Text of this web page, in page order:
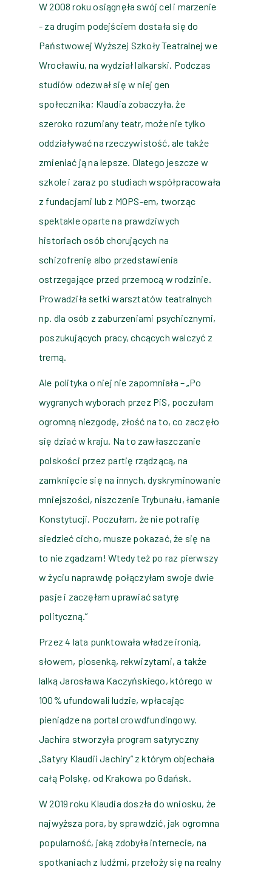
W 2008 roku osiągnęła swój cel i marzenie
- za drugim podejściem dostała się do
Państwowej Wyższej Szkoły Teatralnej we
Wrocławiu, na wydział lalkarski. Podczas
studiów odezwał się w niej gen
społecznika; Klaudia zobaczyła, że
szeroko rozumiany teatr, może nie tylko
oddziaływać na rzeczywistość, ale także
zmieniać ją na lepsze. Dlatego jeszcze w
szkole i zaraz po studiach współpracowała
z fundacjami lub z MOPS-em, tworząc
spektakle oparte na prawdziwych
historiach osób chorujących na
schizofrenię albo przedstawienia
ostrzegające przed przemocą w rodzinie.
Prowadziła setki warsztatów teatralnych
np. dla osób z zaburzeniami psychicznymi,
poszukujących pracy, chcących walczyć z
tremą.
Ale polityka o niej nie zapomniała – „Po
wygranych wyborach przez PiS, poczułam
ogromną niezgodę, złość na to, co zaczęło
się dziać w kraju. Na to zawłaszczanie
polskości przez partię rządzącą, na
zamknięcie się na innych, dyskryminowanie
mniejszości, niszczenie Trybunału, łamanie
Konstytucji. Poczułam, że nie potrafię
siedzieć cicho, musze pokazać, że się na
to nie zgadzam! Wtedy też po raz pierwszy
w życiu naprawdę połączyłam swoje dwie
pasje i zaczęłam uprawiać satyrę
polityczną.”
Przez 4 lata punktowała władze ironią,
słowem, piosenką, rekwizytami, a także
lalką Jarosława Kaczyńskiego, którego w
100% ufundowali ludzie, wpłacając
pieniądze na portal crowdfundingowy.
Jachira stworzyła program satyryczny
„Satyry Klaudii Jachiry” z którym objechała
całą Polskę, od Krakowa po Gdańsk.
W 2019 roku Klaudia doszła do wniosku, że
najwyższa pora, by sprawdzić, jak ogromna
popularność, jaką zdobyła internecie, na
spotkaniach z ludźmi, przełoży się na realny